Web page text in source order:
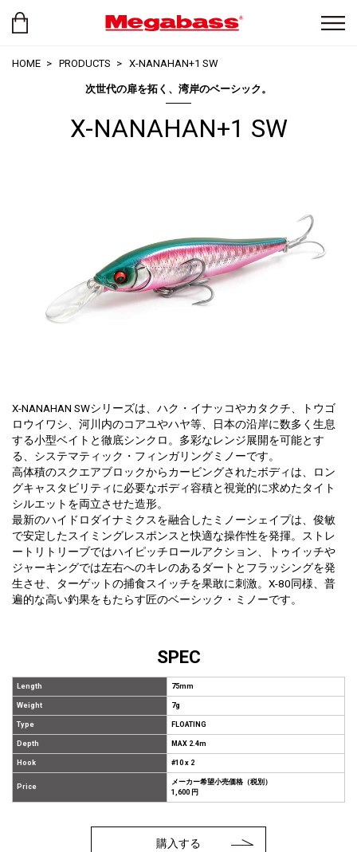
HOME PRODUCTS X-NANAHAN+1 SW
次世代の扉を拓く、湾岸のベーシック。
X-NANAHAN+1 SW
X-NANAHAN SWシリーズは、ハク・イナッコやカタクチ、トウゴ
ロウイワシ、河川内のコアユやハヤ等、日本の沿岸に数多く生息
する小型ベイトと徹底シンクロ。多彩なレンジ展開を可能とす
る、システマティック・フィンガリングミノーです。
高体積のスクエアブロックからカービングされたボディは、ロン
グキャスタビリティに必要なボディ容積と視覚的に求めたタイト
シルエットを両立させた造形。
最新のハイドロダイナミクスを融合したミノーシェイプは、俊敏
で安定したスイミングレスポンスと快適な操作性を発揮。ストレ
ートリトリーブではハイピッチロールアクション、トゥイッチや
ジャーキングでは左右へのキレのあるダートとフラッシングを発
生させ、ターゲットの捕食スイッチを果敢に刺激。X-80同様、普
遍的な高い釣果をもたらす匠のベーシック・ミノーです。
SPEC
Length 75mm
Weight 7g
Type FLOATING
Depth MAX 2.4m
Hook #10 x 2
Price
メーカー希望小売価格（税別）
1,600 円
購入する